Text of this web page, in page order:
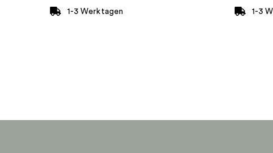
1-3 Werktagen 1-3